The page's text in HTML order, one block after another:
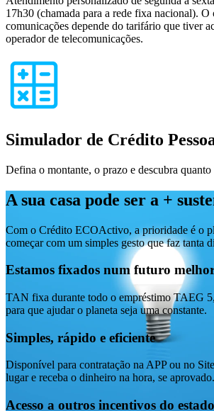
17h30 (chamada para a rede fixa nacional). O
comunicações depende do tarifário que tiver
operador de telecomunicações.
Simulador de Crédito
Defina o montante, o prazo e descubra
A sua casa pode ser a +
Com o Crédito ECOActivo, a prioridade é o
começar com um simples gesto que faz tanta
Estamos fixados num futuro
TAN fixa durante todo o empréstimo TAEG
para que ajudar o planeta seja uma constante.
Simples, rápido e eficiente
Disponível para contratação na APP ou no
lugar e receba o dinheiro na hora, se aprovado.
Acesso a outros incentivos do estado